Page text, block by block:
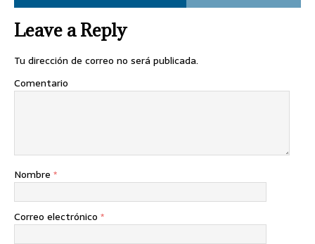
Leave a Reply
Tu dirección de correo no será publicada.
Comentario
Nombre *
Correo electrónico *